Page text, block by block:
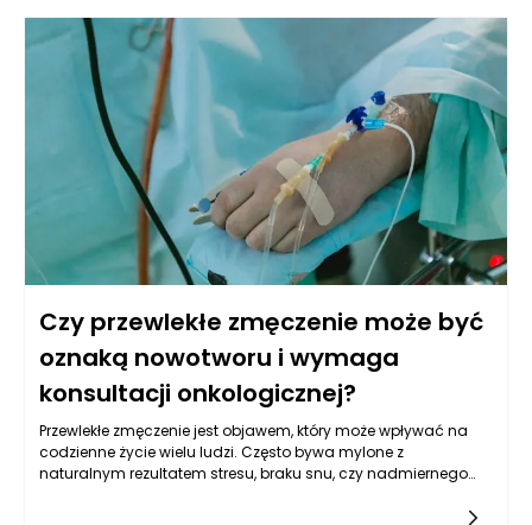
Czy przewlekłe zmęczenie może być
oznaką nowotworu i wymaga
konsultacji onkologicznej?
Przewlekłe zmęczenie jest objawem, który może wpływać na
codzienne życie wielu ludzi. Często bywa mylone z
naturalnym rezultatem stresu, braku snu, czy nadmiernego
zmęczenia może być sygnałem alarmowym, wskazującym